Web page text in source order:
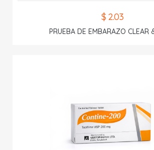
$ 2.03
PRUEBA DE EMBARAZO CLEAR